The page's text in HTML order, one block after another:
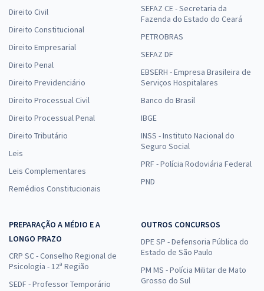
Direito Civil
Direito Constitucional
Direito Empresarial
Direito Penal
Direito Previdenciário
Direito Processual Civil
Direito Processual Penal
Direito Tributário
Leis
Leis Complementares
Remédios Constitucionais
SEFAZ CE - Secretaria da
Fazenda do Estado do Ceará
PETROBRAS
SEFAZ DF
EBSERH - Empresa Brasileira de
Serviços Hospitalares
Banco do Brasil
IBGE
INSS - Instituto Nacional do
Seguro Social
PRF - Polícia Rodoviária Federal
PND
PREPARAÇÃO A MÉDIO E A
LONGO PRAZO
CRP SC - Conselho Regional de
Psicologia - 12ª Região
SEDF - Professor Temporário
OUTROS CONCURSOS
DPE SP - Defensoria Pública do
Estado de São Paulo
PM MS - Polícia Militar de Mato
Grosso do Sul